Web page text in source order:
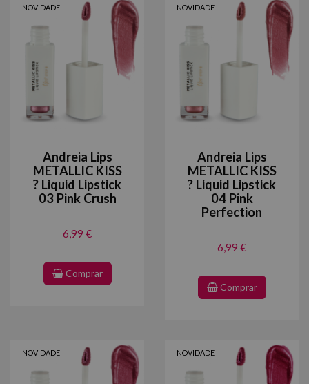
NOVIDADE
Andreia Lips
METALLIC KISS
? Liquid Lipstick
03 Pink Crush
6,99 €
Comprar
NOVIDADE
Andreia Lips
METALLIC KISS
? Liquid Lipstick
04 Pink
Perfection
6,99 €
Comprar
NOVIDADE NOVIDADE